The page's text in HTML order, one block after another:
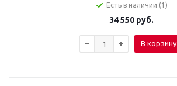
Есть в наличии (1)
34 550руб.
В корзину